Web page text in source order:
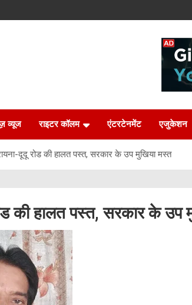
व्यूज राइटर कॉलम एंटरटेनमेंट एजुकेशन
दूदू रोड की हालत पस्त, सरकार के उप मुखिया मस्त
की हालत पस्त, सरकार के उप